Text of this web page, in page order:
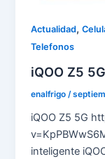
Actualidad,
Telefonos
iQOO Z5 5G
enalfrigo/
iQOO Z5 5G
inteligente